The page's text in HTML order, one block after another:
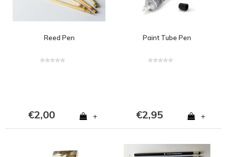
Reed Pen
€2,00 +
Paint Tube Pen
€2,95 +